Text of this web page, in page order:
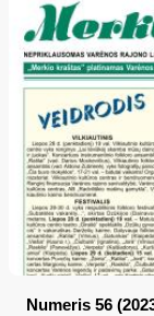
Numeris 56